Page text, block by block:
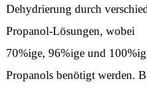
Dehydrierung durch
Propanol-Lösungen, wobei
70%ige, 96%ige und
Propanols benötigt werden.